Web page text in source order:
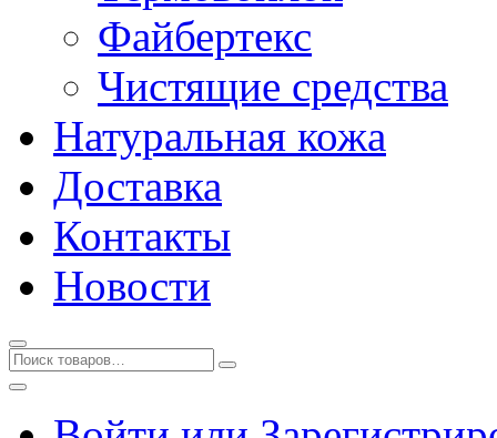
Файбертекс
Чистящие средства
Натуральная кожа
Доставка
Контакты
Новости